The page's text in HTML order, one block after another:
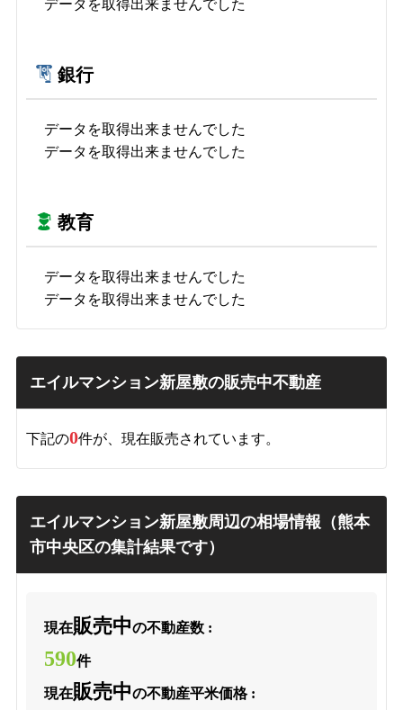
データを取得出来ませんでした
銀行
データを取得出来ませんでした
データを取得出来ませんでした
教育
データを取得出来ませんでした
データを取得出来ませんでした
エイルマンション新屋敷の販売中不動産
下記の0件が、現在販売されています。
エイルマンション新屋敷周辺の相場情報（熊本
市中央区の集計結果です）
現在販売中の不動産数 :
590件
現在販売中の不動産平米価格 :